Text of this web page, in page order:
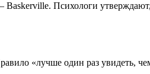
Психологи утверждают,
«лучше один раз увидеть,